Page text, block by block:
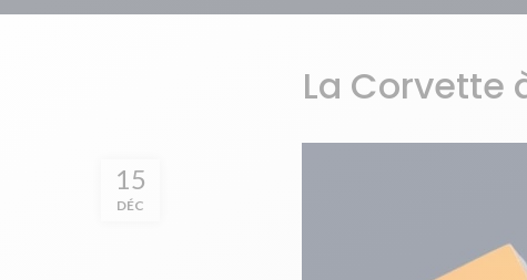
La Corvette
15
DÉC